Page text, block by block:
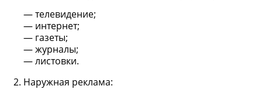
телевидение;
интернет;
газеты;
журналы;
листовки.
Наружная реклама: